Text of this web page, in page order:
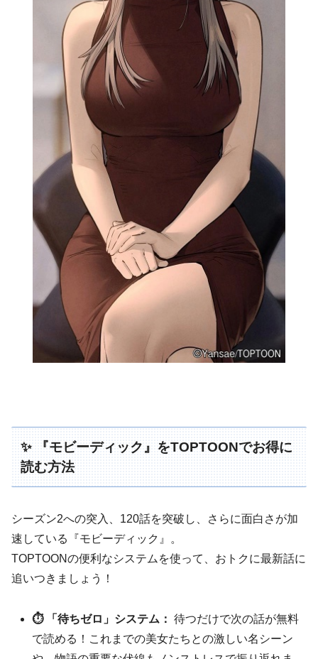
✨ 『モビーディック』をTOPTOONでお得に
読む方法
シーズン2への突入、120話を突破し、さらに面白さが加
速している『モビーディック』。
TOPTOONの便利なシステムを使って、おトクに最新話に
追いつきましょう！
⏱️ 「待ちゼロ」システム： 待つだけで次の話が無料
で読める！これまでの美女たちとの激しい名シーン